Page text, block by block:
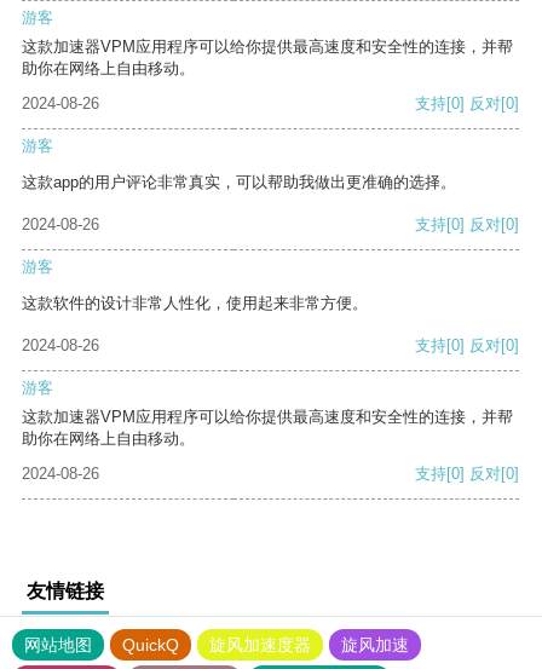
游客
这款加速器VPM应用程序可以给你提供最高速度和安全性的连接，并帮
助你在网络上自由移动。
2024-08-26
支持[0] 反对[0]
游客
这款app的用户评论非常真实，可以帮助我做出更准确的选择。
2024-08-26 支持[0] 反对[0]
游客
这款软件的设计非常人性化，使用起来非常方便。
2024-08-26 支持[0] 反对[0]
游客
这款加速器VPM应用程序可以给你提供最高速度和安全性的连接，并帮
助你在网络上自由移动。
2024-08-26
支持[0] 反对[0]
友情链接
网站地图 QuickQ 旋风加速度器 旋风加速